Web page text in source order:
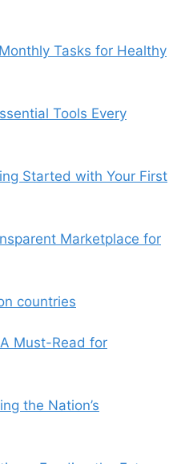
Tasks for Healthy
Tools Every
Started with Your First
Marketplace for
countries
Must-Read for
the Nation’s